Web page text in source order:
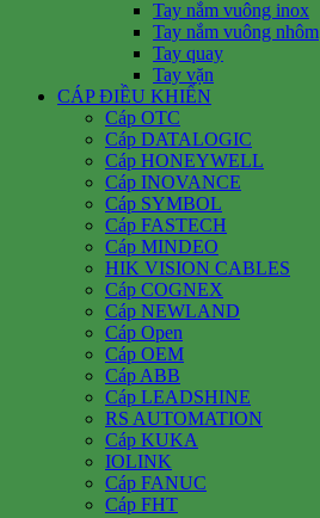
Tay nắm vuông inox
Tay nắm vuông nhôm
Tay quay
Tay vặn
CÁP ĐIỀU KHIỂN
Cáp OTC
Cáp DATALOGIC
Cáp HONEYWELL
Cáp INOVANCE
Cáp SYMBOL
Cáp FASTECH
Cáp MINDEO
HIK VISION CABLES
Cáp COGNEX
Cáp NEWLAND
Cáp Open
Cáp OEM
Cáp ABB
Cáp LEADSHINE
RS AUTOMATION
Cáp KUKA
IOLINK
Cáp FANUC
Cáp FHT